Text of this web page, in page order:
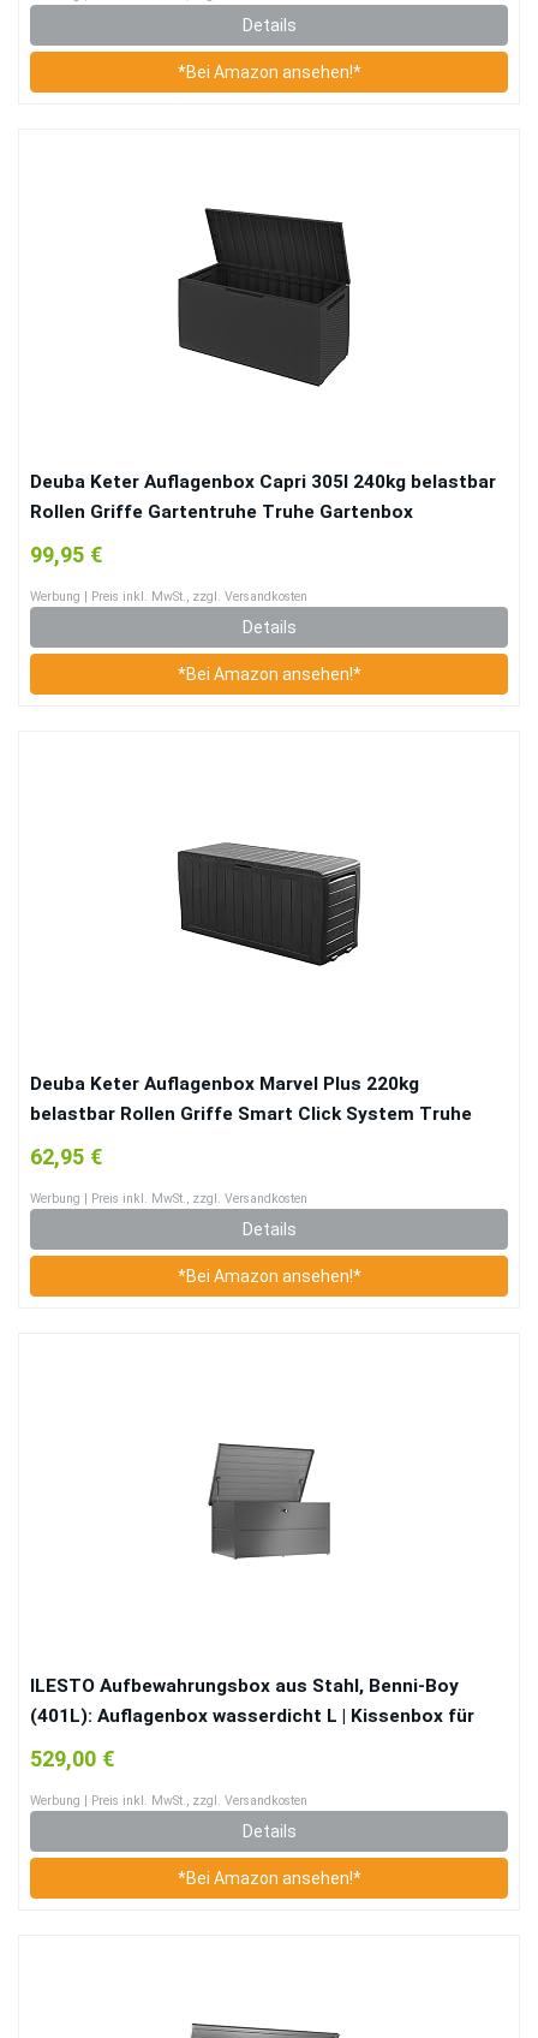
Details
*Bei Amazon ansehen!*
Deuba Keter Auflagenbox Capri 305l 240kg belastbar
Rollen Griffe Gartentruhe Truhe Gartenbox
Kissenbox Garten Anthrazit
99,95 €
Werbung | Preis inkl. MwSt., zzgl. Versandkosten
Details
*Bei Amazon ansehen!*
Deuba Keter Auflagenbox Marvel Plus 220kg
belastbar Rollen Griffe Smart Click System Truhe
Gartenbox Kissenbox Garten
62,95 €
Werbung | Preis inkl. MwSt., zzgl. Versandkosten
Details
*Bei Amazon ansehen!*
ILESTO Aufbewahrungsbox aus Stahl, Benni-Boy
(401L): Auflagenbox wasserdicht L | Kissenbox für
Ihren Garten 135x65x69cm | Stauraum für den
Außenbereich | Anthrazit
529,00 €
Werbung | Preis inkl. MwSt., zzgl. Versandkosten
Details
*Bei Amazon ansehen!*